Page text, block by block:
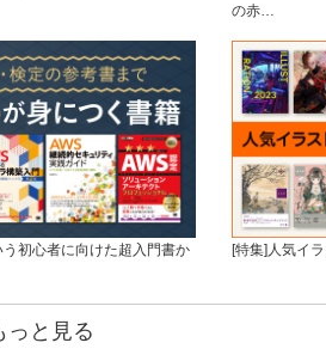
の赤…
初心者に向けた超入門書か
[特集]人気イ
っと見る